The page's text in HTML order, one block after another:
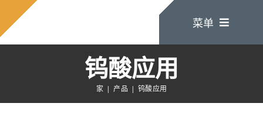
内
菜单
钨酸应用
家 产品 钨酸应用